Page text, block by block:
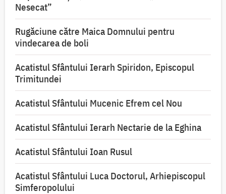
Nesecat”
Rugăciune către Maica Domnului pentru
vindecarea de boli
Acatistul Sfântului Ierarh Spiridon, Episcopul
Trimitundei
Acatistul Sfântului Mucenic Efrem cel Nou
Acatistul Sfântului Ierarh Nectarie de la Eghina
Acatistul Sfântului Ioan Rusul
Acatistul Sfântului Luca Doctorul, Arhiepiscopul
Simferopolului